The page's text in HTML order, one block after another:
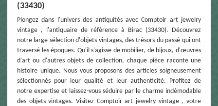
(33430)
Plongez dans l'univers des antiquités avec Comptoir art jewelry
vintage , l'antiquaire de référence à Birac (33430). Découvrez
notre large sélection d'objets vintages, des trésors du passé qui ont
traversé les époques. Qu'il s'agisse de mobilier, de bijoux, d'œuvres
d'art ou d'autres objets de collection, chaque pièce raconte une
histoire unique. Nous vous proposons des articles soigneusement
sélectionnés pour leur qualité et leur authenticité. Profitez de
notre expertise et laissez-vous séduire par le charme indémodable
des objets vintages. Visitez Comptoir art jewelry vintage , votre